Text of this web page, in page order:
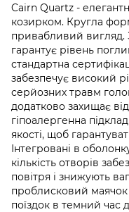
Cairn Quartz -
козирком. Кругла
привабливий вигляд.
гарантує рівень
стандартна
забезпечує високий
серйозних травм
додатково захищає
гіпоалергенна
якості, щоб
Інтегровані в
кількість отворів
повітря і знижують
проблисковий
поїздок в темний час